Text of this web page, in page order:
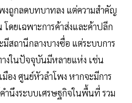
งถูกลดบทบาทลง แต่ความสำคัญ
โดยเฉพาะการค้าส่งและค้าปลีก
สถานีกลางบางซื่อ แต่ระบบการ
งในปัจจุบันมีหลายแห่ง เช่น
อง ศูนย์หัวลำโพง หากจะมีการ
ำนึงระบบเศรษฐกิจในพื้นที่ รวม